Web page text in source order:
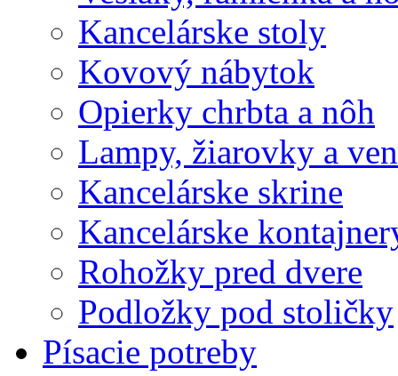
Kancelárske stoly
Kovový nábytok
Opierky chrbta a nôh
Lampy, žiarovky a
Kancelárske skrine
Kancelárske
Rohožky pred dvere
Podložky pod stoličky
Písacie potreby